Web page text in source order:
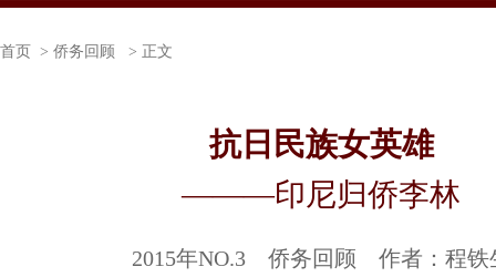
首页 > 侨务回顾 > 正文
抗日民族女英雄
———印尼归侨李林
2015年NO.3 侨务回顾 作者：程铁